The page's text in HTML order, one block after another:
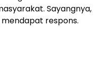
Sayangnya,
respons.